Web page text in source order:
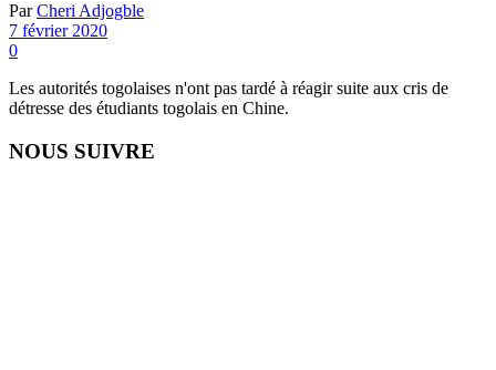
Par Cheri Adjogble
7 février 2020
0
Les autorités togolaises n'ont pas tardé à réagir suite aux cris de
détresse des étudiants togolais en Chine.
NOUS SUIVRE